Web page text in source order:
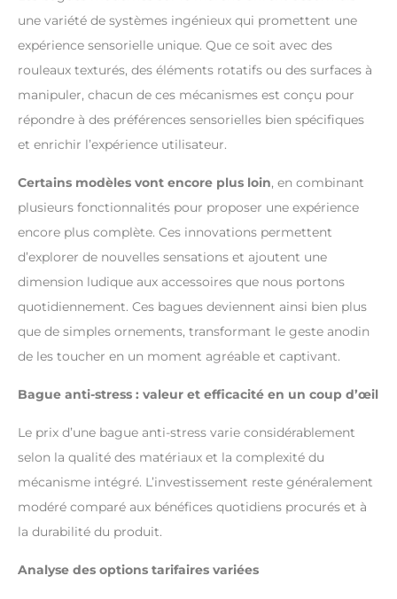
une variété de systèmes ingénieux qui promettent une
expérience sensorielle unique. Que ce soit avec des
rouleaux texturés, des éléments rotatifs ou des surfaces à
manipuler, chacun de ces mécanismes est conçu pour
répondre à des préférences sensorielles bien spécifiques
et enrichir l’expérience utilisateur.
Certains modèles vont encore plus loin, en combinant
plusieurs fonctionnalités pour proposer une expérience
encore plus complète. Ces innovations permettent
d’explorer de nouvelles sensations et ajoutent une
dimension ludique aux accessoires que nous portons
quotidiennement. Ces bagues deviennent ainsi bien plus
que de simples ornements, transformant le geste anodin
de les toucher en un moment agréable et captivant.
Bague anti-stress : valeur et efficacité en un coup d’œil
Le prix d’une bague anti-stress varie considérablement
selon la qualité des matériaux et la complexité du
mécanisme intégré. L’investissement reste généralement
modéré comparé aux bénéfices quotidiens procurés et à
la durabilité du produit.
Analyse des options tarifaires variées